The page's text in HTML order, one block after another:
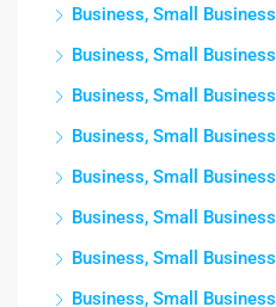
Business, Small Business
Business, Small Business
Business, Small Business
Business, Small Business
Business, Small Business
Business, Small Business
Business, Small Business
Business, Small Business